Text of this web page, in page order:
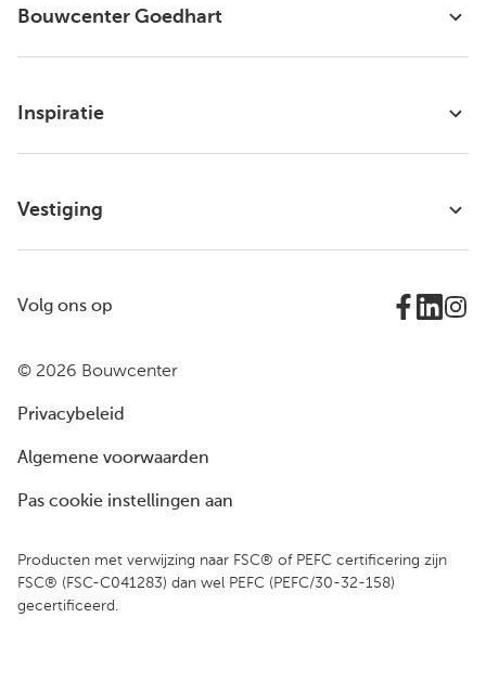
Bouwcenter Goedhart
Inspiratie
Vestiging
© 2026 Bouwcenter
Privacybeleid
Algemene voorwaarden
Pas cookie instellingen aan
Volg ons op
Producten met verwijzing naar FSC® of PEFC certificering zijn
FSC® (FSC-C041283) dan wel PEFC (PEFC/30-32-158)
gecertificeerd.